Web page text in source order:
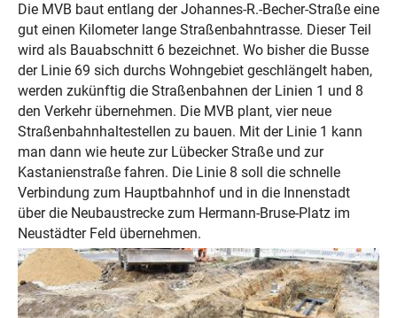
Die MVB baut entlang der Johannes-R.-Becher-Straße eine
gut einen Kilometer lange Straßenbahntrasse. Dieser Teil
wird als Bauabschnitt 6 bezeichnet. Wo bisher die Busse
der Linie 69 sich durchs Wohngebiet geschlängelt haben,
werden zukünftig die Straßenbahnen der Linien 1 und 8
den Verkehr übernehmen. Die MVB plant, vier neue
Straßenbahnhaltestellen zu bauen. Mit der Linie 1 kann
man dann wie heute zur Lübecker Straße und zur
Kastanienstraße fahren. Die Linie 8 soll die schnelle
Verbindung zum Hauptbahnhof und in die Innenstadt
über die Neubaustrecke zum Hermann-Bruse-Platz im
Neustädter Feld übernehmen.